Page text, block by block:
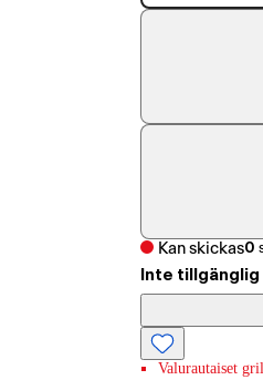
Kan skickas0
Inte tillgänglig
Valurautaiset